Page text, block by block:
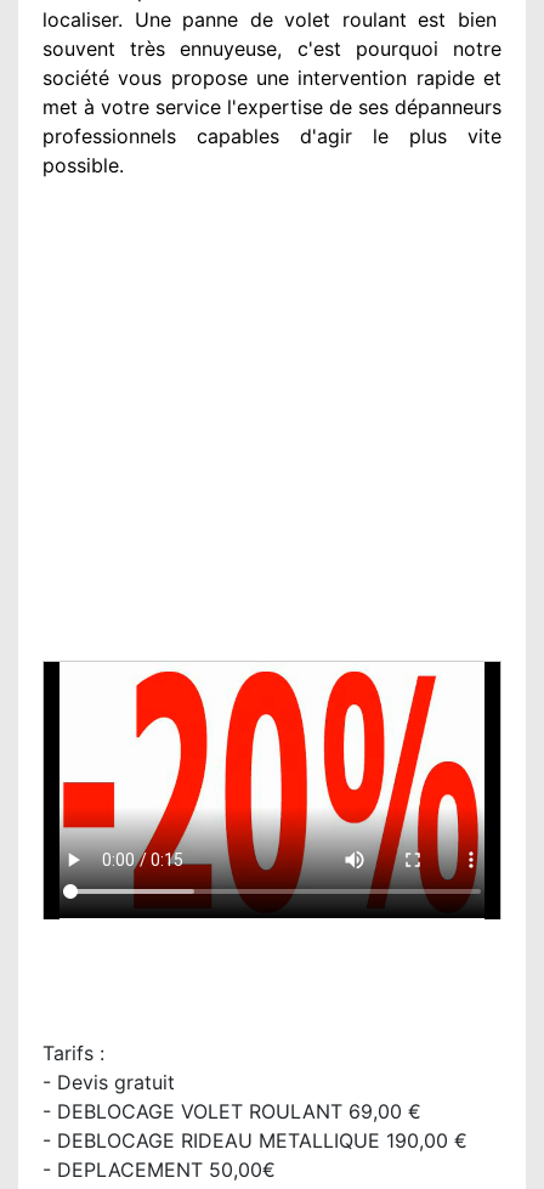
localiser. Une panne de volet roulant est bien
souvent très ennuyeuse, c'est pourquoi notre
société vous propose une intervention rapide et
met à votre service l'expertise de ses dépanneurs
professionnels capables d'agir le plus vite
possible.
Tarifs :
- Devis gratuit
- DEBLOCAGE VOLET ROULANT 69,00 €
- DEBLOCAGE RIDEAU METALLIQUE 190,00 €
- DEPLACEMENT 50,00€